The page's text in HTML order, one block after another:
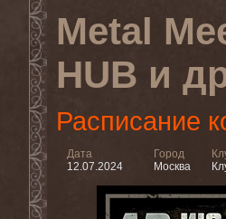
Metal
HUB и
Расписание
Дата
12.07.2024
Город
Москва